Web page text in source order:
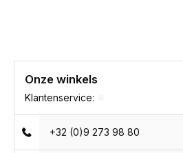
Onze winkels
Klantenservice:
+32 (0)9 273 98 80